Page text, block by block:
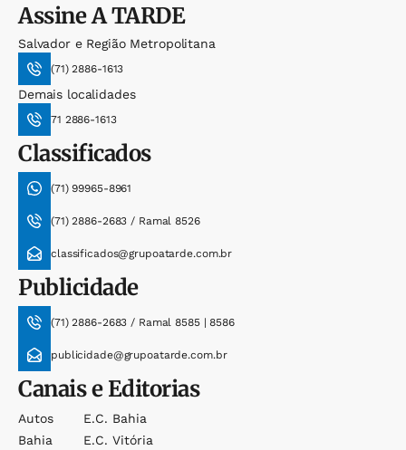
AssineA TARDE
Salvador e Região Metropolitana
(71) 2886-1613
Demais localidades
71 2886-1613
Classificados
(71) 99965-8961
(71) 2886-2683 / Ramal 8526
classificados@grupoatarde.com.br
Publicidade
(71) 2886-2683 / Ramal 8585 | 8586
publicidade@grupoatarde.com.br
Canais e Editorias
Autos
Bahia
E.c. Bahia
E.c. Vitória